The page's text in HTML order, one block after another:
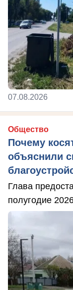
07.08.2026
Общество
Почему
объяснили
Глава
полугодие